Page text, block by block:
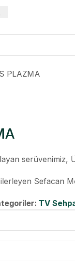
PLAZMA
Sefacan
TV